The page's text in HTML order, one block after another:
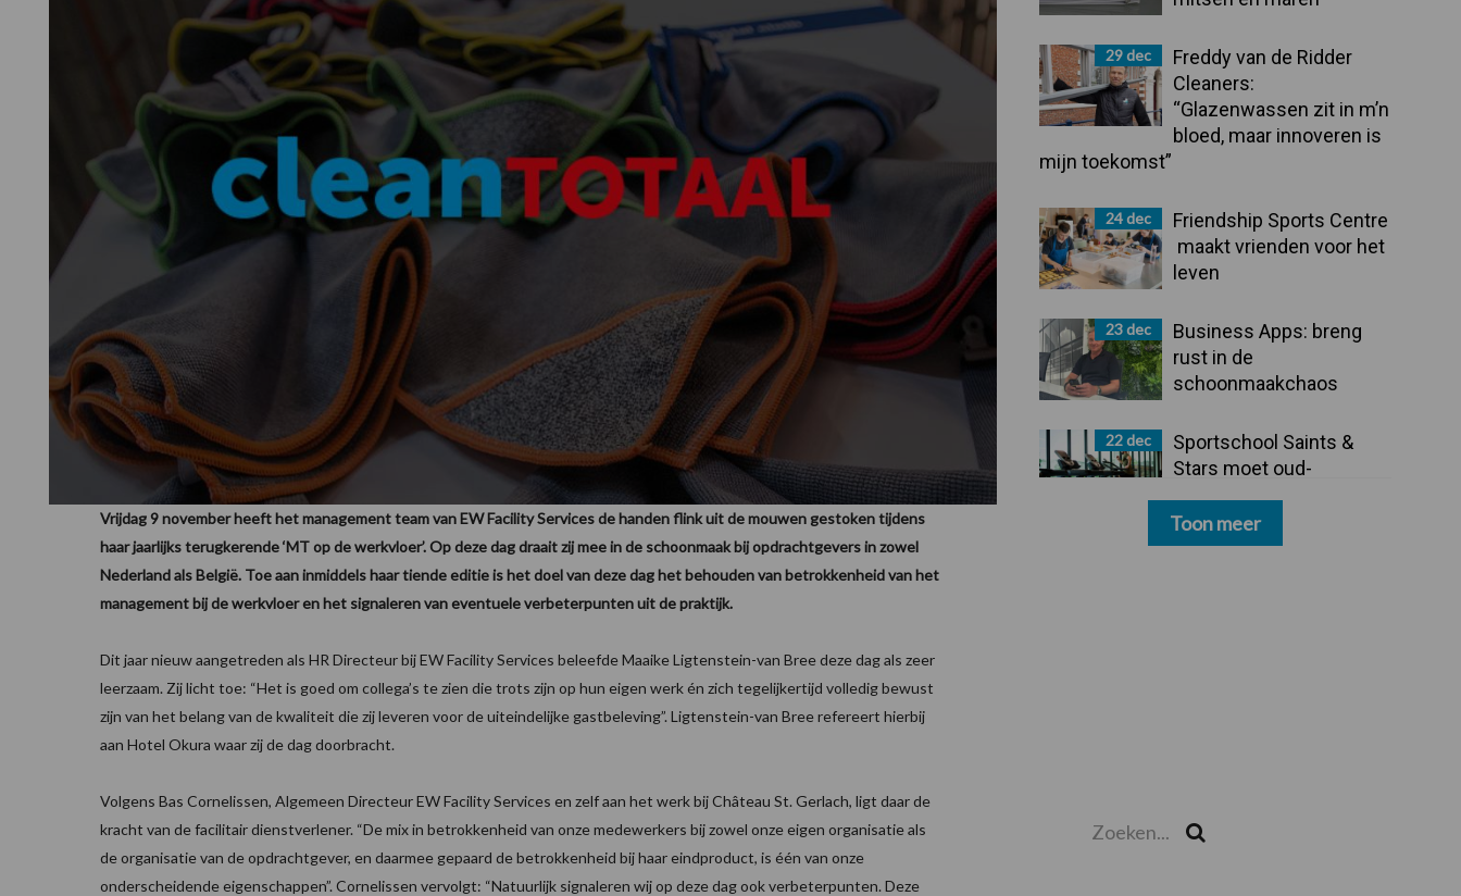
Vrijdag 9 november heeft het management team van EW Facility Services de handen flink uit de mouwen gestoken tijdens
haar jaarlijks terugkerende ‘MT op de werkvloer’. Op deze dag draait zij mee in de schoonmaak bij opdrachtgevers in zowel
Nederland als België. Toe aan inmiddels haar tiende editie is het doel van deze dag het behouden van betrokkenheid van het
management bij de werkvloer en het signaleren van eventuele verbeterpunten uit de praktijk.
Dit jaar nieuw aangetreden als HR Directeur bij EW Facility Services beleefde Maaike Ligtenstein-van Bree deze dag als zeer
leerzaam. Zij licht toe: “Het is goed om collega’s te zien die trots zijn op hun eigen werk én zich tegelijkertijd volledig bewust
zijn van het belang van de kwaliteit die zij leveren voor de uiteindelijke gastbeleving”. Ligtenstein-van Bree refereert hierbij
aan Hotel Okura waar zij de dag doorbracht.
Volgens Bas Cornelissen, Algemeen Directeur EW Facility Services en zelf aan het werk bij Château St. Gerlach, ligt daar de
kracht van de facilitair dienstverlener. “De mix in betrokkenheid van onze medewerkers bij zowel onze eigen organisatie als
de organisatie van de opdrachtgever, en daarmee gepaard de betrokkenheid bij haar eindproduct, is één van onze
onderscheidende eigenschappen”. Cornelissen vervolgt: “Natuurlijk signaleren wij op deze dag ook verbeterpunten. Deze
29 dec
Freddy van de Ridder
Cleaners:
“Glazenwassen zit in m’n
bloed, maar innoveren is
mijn toekomst”
24 dec
Friendship Sports Centre
maakt vrienden voor het
leven
23 dec
Business Apps: breng
rust in de
schoonmaakchaos
22 dec
Sportschool Saints &
Stars moet oud-
betalen
Toon meer